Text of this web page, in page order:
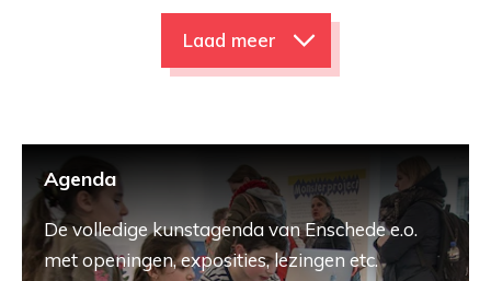
Laad meer
Agenda
De volledige kunstagenda van Enschede e.o.
met openingen, exposities, lezingen etc.